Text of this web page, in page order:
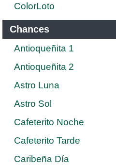
ColorLoto
Chances
Antioqueñita 1
Antioqueñita 2
Astro Luna
Astro Sol
Cafeterito Noche
Cafeterito Tarde
Caribeña Día